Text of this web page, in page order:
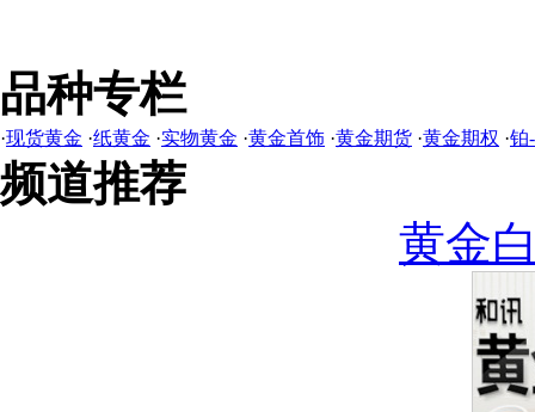
品种专栏
·现货黄金 ·纸黄金 ·实物黄金 ·黄金首饰 ·黄金期货 ·黄金期权 ·铂
频道推荐
黄金